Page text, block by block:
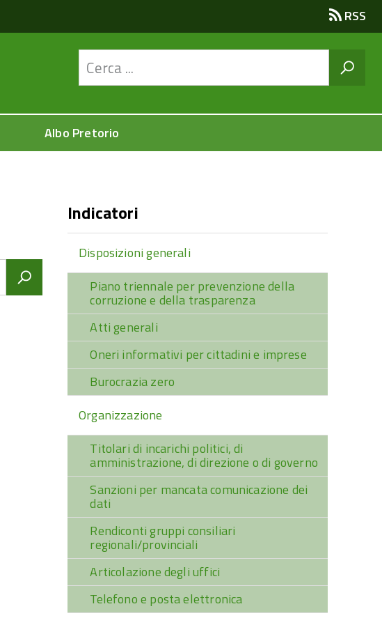
RSS
Albo Pretorio
Indicatori
Disposizioni generali
Piano triennale per prevenzione della
corruzione e della trasparenza
Atti generali
Oneri informativi per cittadini e imprese
Burocrazia zero
Organizzazione
Titolari di incarichi politici, di
amministrazione, di direzione o di governo
Sanzioni per mancata comunicazione dei
dati
Rendiconti gruppi consiliari
regionali/provinciali
Articolazione degli uffici
Telefono e posta elettronica